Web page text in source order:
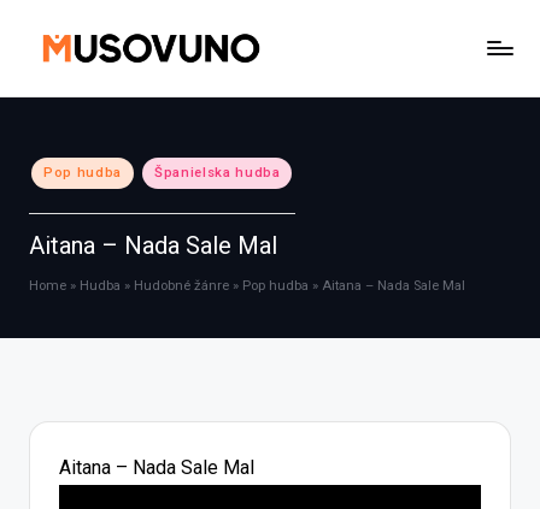
Posted
in
Pop hudba Španielska hudba
Aitana – Nada Sale Mal
Home » Hudba » Hudobné žánre » Pop hudba » Aitana – Nada Sale Mal
Aitana – Nada Sale Mal